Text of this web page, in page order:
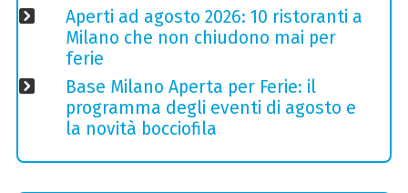
Aperti ad agosto 2026: 10 ristoranti a
Milano che non chiudono mai per
ferie
Base Milano Aperta per Ferie: il
programma degli eventi di agosto e
la novità bocciofila